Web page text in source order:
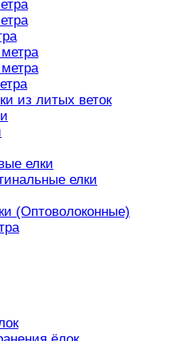
из литых веток
елки
елки
(Оптоволоконные)